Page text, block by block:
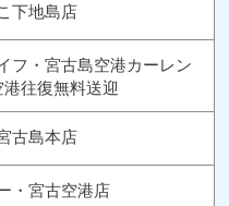
下地島店
フ・宮古島空港カーレン
往復無料送迎
古島本店
・宮古空港店